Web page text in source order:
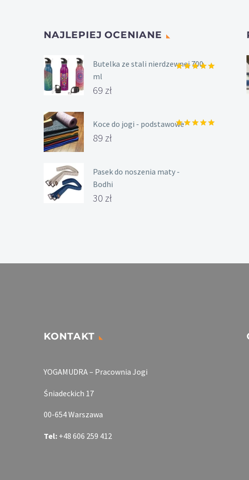
NAJLEPIEJ OCENIANE
Butelka ze stali nierdzewnej 700
ml
69 zł
Koce do jogi - podstawowe
89 zł
Pasek do noszenia maty -
Bodhi
30 zł
KONTAKT
YOGAMUDRA – Pracownia Jogi
Śniadeckich 17
00-654 Warszawa
Tel: +48 606 259 412